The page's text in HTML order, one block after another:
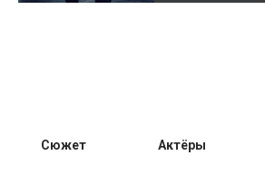
Сюжет Актёры